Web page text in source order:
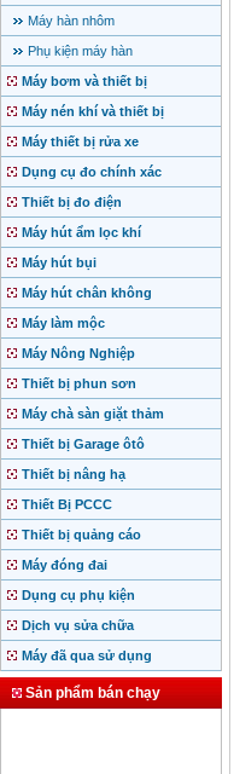
Máy hàn nhôm
Phụ kiện máy hàn
Máy bơm và thiết bị
Máy nén khí và thiết bị
Máy thiết bị rửa xe
Dụng cụ đo chính xác
Thiết bị đo điện
Máy hút ẩm lọc khí
Máy hút bụi
Máy hút chân không
Máy làm mộc
Máy Nông Nghiệp
Thiết bị phun sơn
Máy chà sàn giặt thảm
Thiết bị Garage ôtô
Thiết bị nâng hạ
Thiết Bị PCCC
Thiết bị quảng cáo
Máy đóng đai
Dụng cụ phụ kiện
Dịch vụ sửa chữa
Máy đã qua sử dụng
Sản phẩm bán chạy